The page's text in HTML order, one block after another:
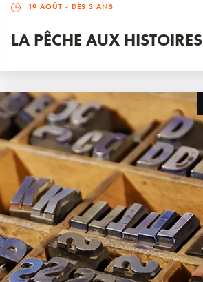
19 AOÛT - DÈS 3 ANS
LA PÊCHE AUX HISTOIRES